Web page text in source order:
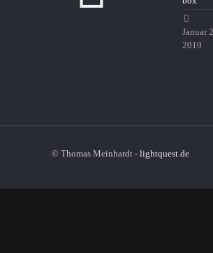
Januar
2019
© Thomas Meinhardt - lightquest.de